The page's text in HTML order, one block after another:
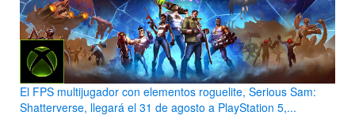
El FPS multijugador con elementos roguelite, Serious Sam:
Shatterverse, llegará el 31 de agosto a PlayStation 5,...